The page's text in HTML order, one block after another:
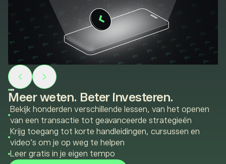
Meer weten. Beter investeren.
Bekijk honderden verschillende lessen, van het openen
van een transactie tot geavanceerde strategieën
Krijg toegang tot korte handleidingen, cursussen en
video's om je op weg te helpen
Leer gratis in je eigen tempo